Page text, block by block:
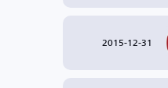
2015-12-31